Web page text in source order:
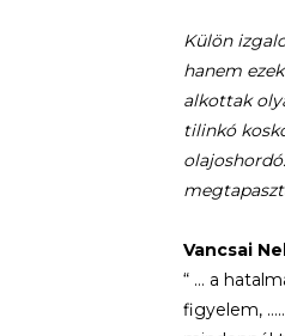
Külön
hanem
alkottak
tilinkó
Vancsai
“ … a
figyelem,